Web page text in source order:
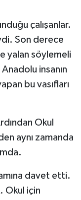
çalışanlar.
Son derece
yalan söylemeli
insanın
bu vasıfları
Okul
aynı zamanda
davet etti.
Okul için